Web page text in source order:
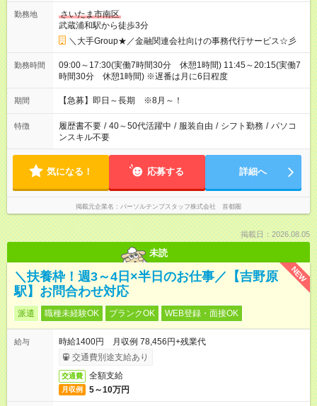
勤務地
さいたま市南区
武蔵浦和駅から徒歩3分
＼大手Group★／金融関連会社向けの事務代行サービス☆彡
勤務時間
09:00～17:30(実働7時間30分 休憩1時間) 11:45～20:15(実働7
時間30分 休憩1時間) ※遅番は月に6日程度
期間 【急募】即日～長期 ※8月～！
特徴 履歴書不要 / 40～50代活躍中 / 服装自由 / シフト勤務 / パソコ
ンスキル不要
気になる！ 応募する 詳細へ
掲載元企業名 パーソルテンプスタッフ株式会社 首都圏
掲載日：2026.08.05
未読
NEW
＼扶養枠！週3～4日×半日のお仕事／【吉野原
駅】お問合わせ対応
派遣 職種未経験OK ブランクOK WEB登録・面接OK
給与
時給1400円 月収例 78,456円+残業代
交通費別途支給あり
交通費 全額支給
月収例 5～10万円